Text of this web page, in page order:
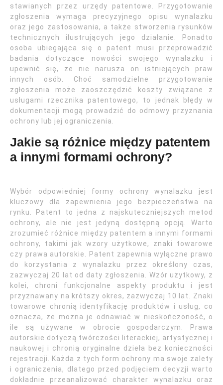
stawianych przez urzędy patentowe. Przygotowanie
zgłoszenia wymaga precyzyjnego opisu wynalazku
oraz jego zastosowania, a także stworzenia rysunków
technicznych ilustrujących jego działanie. Ponadto
osoba ubiegająca się o patent musi przeprowadzić
badania dotyczące nowości swojego wynalazku i
upewnić się, że nie narusza on istniejących praw
innych osób. Choć samodzielne przygotowanie
zgłoszenia może zaoszczędzić koszty związane z
usługami rzecznika patentowego, to jednak błędy w
dokumentacji mogą prowadzić do odmowy przyznania
ochrony lub jej ograniczenia.
Jakie są różnice między patentem
a innymi formami ochrony?
Wybór odpowiedniej formy ochrony wynalazku jest
kluczowy dla zapewnienia jego bezpieczeństwa na
rynku. Patent to jedna z najskuteczniejszych metod
ochrony, ale nie jest jedyną dostępną opcją. Warto
zrozumieć różnice między patentem a innymi formami
ochrony, takimi jak wzory użytkowe, znaki towarowe
czy prawa autorskie. Patent zapewnia wyłączne prawo
do korzystania z wynalazku przez określony czas,
zazwyczaj 20 lat od daty zgłoszenia. Wzór użytkowy, z
kolei, chroni funkcjonalne aspekty produktu i jest
przyznawany na krótszy okres, zazwyczaj 10 lat. Znaki
towarowe chronią identyfikację produktów i usług, co
oznacza, że można je odnawiać w nieskończoność, o
ile są używane w obrocie gospodarczym. Prawa
autorskie dotyczą twórczości literackiej, artystycznej i
naukowej i chronią oryginalne dzieła bez konieczności
rejestracji. Każda z tych form ochrony ma swoje zalety
i ograniczenia, dlatego przed podjęciem decyzji warto
dokładnie przeanalizować charakter wynalazku oraz